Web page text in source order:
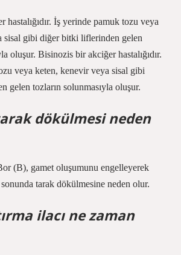
hastalığıdır. İş yerinde pamuk tozu veya
sisal gibi diğer bitki liflerinden gelen
oluşur. Bisinozis bir akciğer hastalığıdır.
veya keten, kenevir veya sisal gibi
gelen tozların solunmasıyla oluşur.
dökülmesi neden
(B), gamet oluşumunu engelleyerek
sonunda tarak dökülmesine neden olur.
ilacı ne zaman